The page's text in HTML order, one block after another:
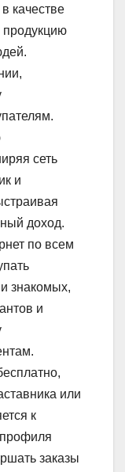
качестве
продукцию
сеть
и
доход.
по всем
знакомых,
и
или
к
заказы